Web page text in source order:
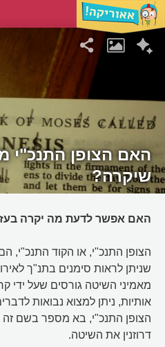
האם הצופן התנכ"י
שיקרה?
האם אפשר לדעת מה יקרה
הצופן התנכ"י, או הקוד התנכ"י,
שניתן לראות סימנים בתנ"ך
מאמיני השיטה גורסים שעל ידי
אותיות, ניתן למצוא נבואות
הצופן התנכ"י, בא מספר בשם זה
דרוזנין את השיטה.